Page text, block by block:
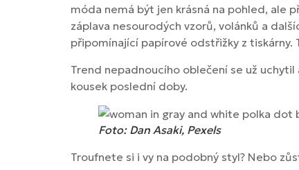
móda nemá být jen krásná na pohled, ale
záplava nesourodých vzorů, volánků a
připomínající papírové odstřižky z
Trend nepadnoucího oblečení se už
kousek poslední doby.
Foto: Dan Asaki, Pexels
Troufnete si i vy na podobný styl? Nebo